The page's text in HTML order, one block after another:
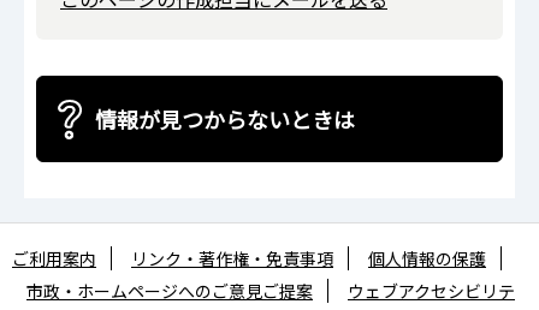
情報が見つからないときは
ご利用案内 リンク・著作権・免責事項
個人情報の保護
市政・ホームページへのご意見ご提案
ウェブアクセシビリテ